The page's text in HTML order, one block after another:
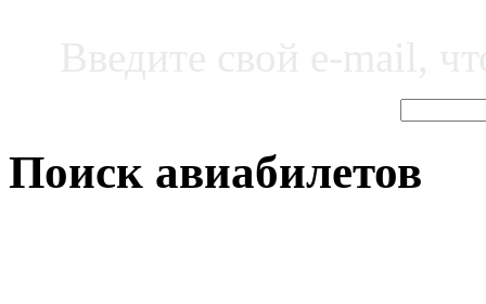
Поиск авиабилетов